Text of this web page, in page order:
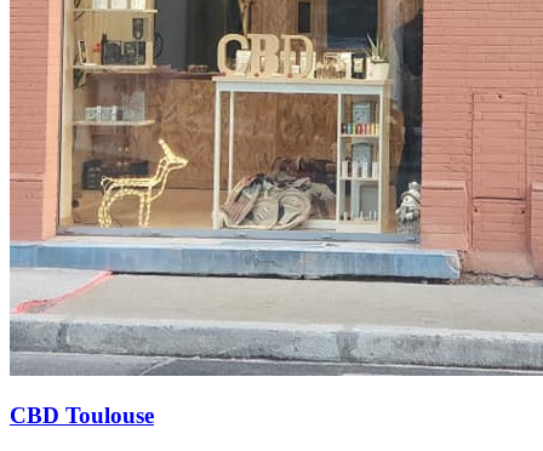
CBD Toulouse